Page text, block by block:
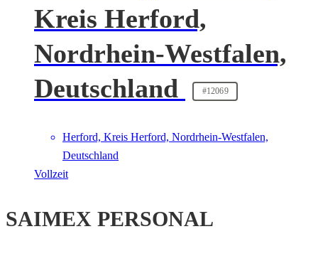
Kreis Herford,
Nordrhein-Westfalen,
Deutschland
#12069
Herford, Kreis Herford, Nordrhein-Westfalen,
Deutschland
Vollzeit
SAIMEX PERSONAL